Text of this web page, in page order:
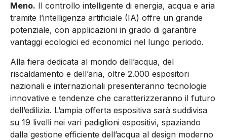
Meno. Il controllo intelligente di energia, acqua e aria
tramite l’intelligenza artificiale (IA) offre un grande
potenziale, con applicazioni in grado di garantire
vantaggi ecologici ed economici nel lungo periodo.
Alla fiera dedicata al mondo dell’acqua, del
riscaldamento e dell’aria, oltre 2.000 espositori
nazionali e internazionali presenteranno tecnologie
innovative e tendenze che caratterizzeranno il futuro
dell’edilizia. L’ampia offerta espositiva sarà suddivisa
su 19 livelli nei vari padiglioni espositivi, spaziando
dalla gestione efficiente dell’acqua al design moderno